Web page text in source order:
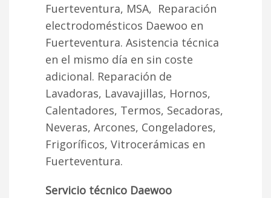
Fuerteventura, MSA, Reparación
electrodomésticos Daewoo en
Fuerteventura. Asistencia técnica
en el mismo día en sin coste
adicional. Reparación de
Lavadoras, Lavavajillas, Hornos,
Calentadores, Termos, Secadoras,
Neveras, Arcones, Congeladores,
Frigoríficos, Vitrocerámicas en
Fuerteventura.
Servicio técnico Daewoo